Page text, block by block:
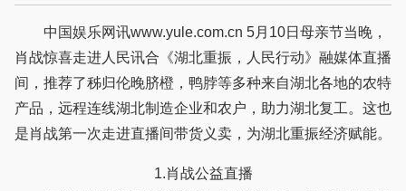
中国娱乐网讯www.yule.com.cn 5月10日母亲节当晚，
肖战惊喜走进人民讯合《湖北重振，人民行动》融媒体直播
间，推荐了秭归伦晚脐橙，鸭脖等多种来自湖北各地的农特
产品，远程连线湖北制造企业和农户，助力湖北复工。这也
是肖战第一次走进直播间带货义卖，为湖北重振经济赋能。
1.肖战公益直播